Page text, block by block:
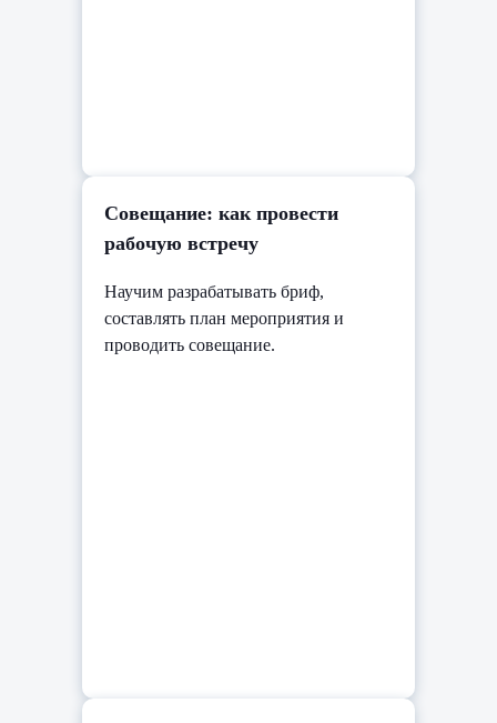
Совещание: как провести
рабочую встречу
Научим разрабатывать бриф,
составлять план мероприятия и
проводить совещание.